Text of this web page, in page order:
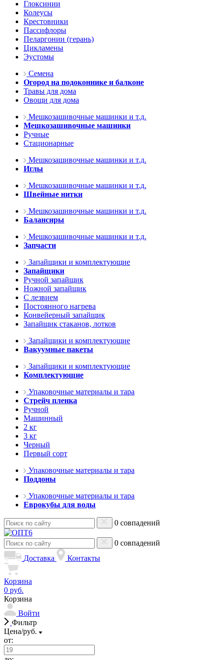
Глоксинии
Колеусы
Крестовники
Пассифлоры
Пеларгонии (герань)
Цикламены
Эустомы
Семена
Огород на подоконнике и балконе
Травы для дома
Овощи для дома
Мешкозашивочные машинки и т.д.
Мешкозашивочные машинки
Ручные
Стационарные
Мешкозашивочные машинки и т.д.
Иглы
Мешкозашивочные машинки и т.д.
Швейные нитки
Мешкозашивочные машинки и т.д.
Балансиры
Мешкозашивочные машинки и т.д.
Запчасти
Запайщики и комплектующие
Запайщики
Ручной запайщик
Ножной запайщик
С лезвием
Постоянного нагрева
Конвейерный запайщик
Запайщик стаканов, лотков
Запайщики и комплектующие
Вакуумные пакеты
Запайщики и комплектующие
Комплектующие
Упаковочные материалы и тара
Стрейч пленка
Ручной
Машинный
2 кг
3 кг
Черный
Первый сорт
Упаковочные материалы и тара
Поддоны
Упаковочные материалы и тара
Еврокубы для воды
0 совпадений
0 совпадений
Доставка
Контакты
Корзина
0 руб.
Корзина
Войти
Фильтр
Цена/руб.
от: